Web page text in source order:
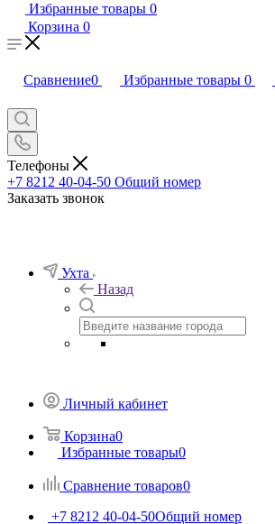
Избранные товары 0
Корзина 0
Сравнение0 Избранные товары 0
Телефоны
+7 8212 40-04-50 Общий номер
Заказать звонок
Ухта
Назад
Личный кабинет
Корзина0
Избранные товары0
Сравнение товаров0
+7 8212 40-04-50Общий номер